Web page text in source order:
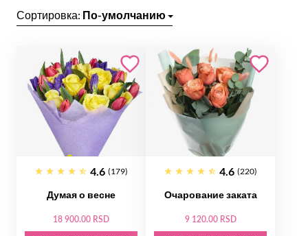
Сортировка: По-умолчанию
4.6 (179)
Думая о весне
18 900.00 RSD
4.6 (220)
Очарование заката
9 120.00 RSD